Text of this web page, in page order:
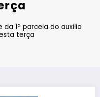
1ª parcela do auxílio
terça